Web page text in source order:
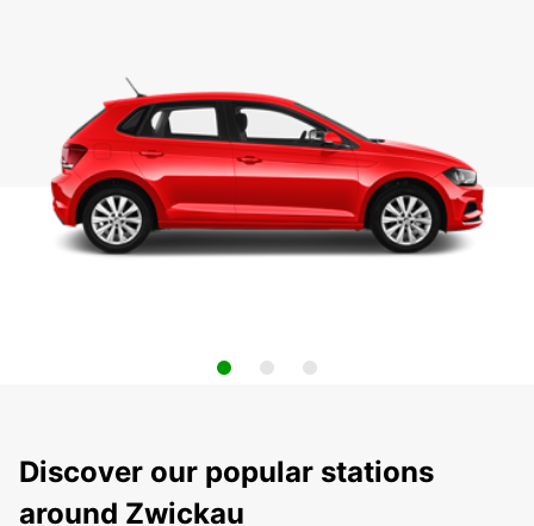
Discover our popular stations
around Zwickau